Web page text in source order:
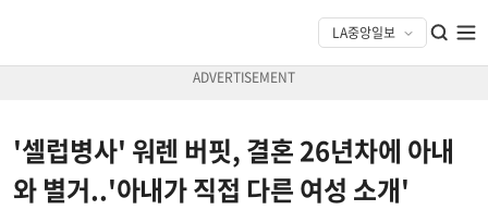
'셀럽병사' 워렌 버핏, 결혼 26년차에 아내
와 별거..'아내가 직접 다른 여성 소개'